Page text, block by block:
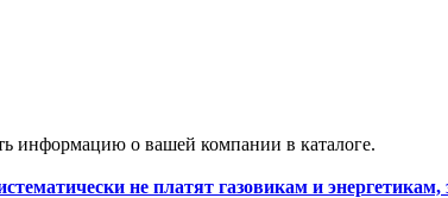
информацию о вашей компании в каталоге.
не платят газовикам и энергетикам,